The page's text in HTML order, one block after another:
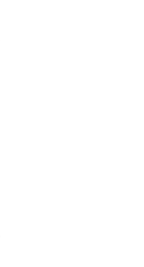
en ligne
promos
1-844-323-EBOX